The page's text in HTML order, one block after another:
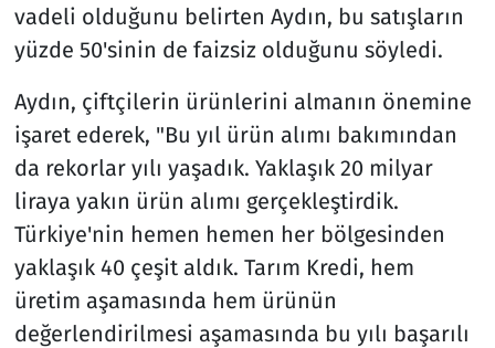
vadeli olduğunu belirten Aydın, bu satışların
yüzde 50'sinin de faizsiz olduğunu söyledi.
Aydın, çiftçilerin ürünlerini almanın önemine
işaret ederek, "Bu yıl ürün alımı bakımından
da rekorlar yılı yaşadık. Yaklaşık 20 milyar
liraya yakın ürün alımı gerçekleştirdik.
Türkiye'nin hemen hemen her bölgesinden
yaklaşık 40 çeşit aldık. Tarım Kredi, hem
üretim aşamasında hem ürünün
değerlendirilmesi aşamasında bu yılı başarılı